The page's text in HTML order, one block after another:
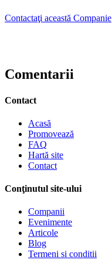
Contactaţi această Companie
Comentarii
Contact
Acasă
Promovează
FAQ
Hartă site
Contact
Conţinutul site-ului
Companii
Evenimente
Articole
Blog
Termeni si conditii